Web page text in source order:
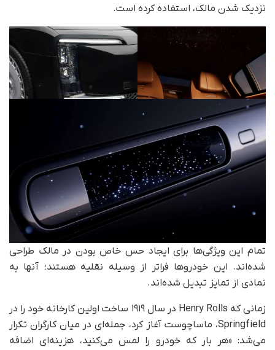
نزدیک شدن مالک، استفاده کرده است.
تمام این ویژگی‌ها برای ایجاد حس خاص بودن در مالک طراحی
شده‌اند. این خودروها فراتر از وسیله نقلیه هستند؛ آنها به
نمادی از تمایز تبدیل شده‌اند.
زمانی که Henry Rolls در سال ۱۹۱۹ ساخت اولین کارخانه خود را در
Springfield، ماساچوست آغاز کرد، جمله‌ای در میان کارگران تکرار
می‌شد: «هر بار که خودرو را لمس می‌کنید، هزینه‌ای اضافه